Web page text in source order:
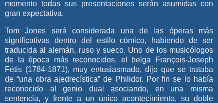
momento todas sus presentaciones serán asumidas con
gran expectativa.
Tom Jones será considerada una de las óperas más
significativas dentro del estilo cómico, habiendo de ser
traducida al alemán, ruso y sueco. Uno de los musicólogos
de la época más reconocidos, el belga François-Joseph
Fétis (1784-1871), muy entusiasmado, dijo que se trataba
de “una obra ajedrecística” de Philidor. Por fin se lo había
reconocido al genio dual asociando, en una misma
sentencia, y frente a un único acontecimiento, su doble